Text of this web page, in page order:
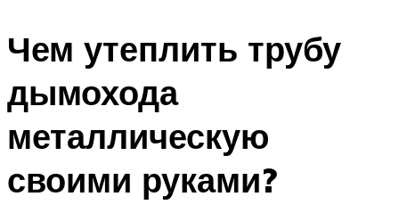
Чем утеплить трубу
дымохода
металлическую
своими руками?